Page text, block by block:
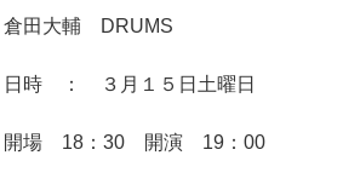
倉田大輔 DRUMS
日時 ： ３月１５日土曜日
開場 18：30 開演 19：00